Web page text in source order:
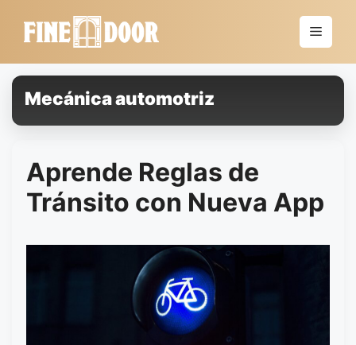
Menú
Mecánica automotriz
Aprende Reglas de
Tránsito con Nueva App